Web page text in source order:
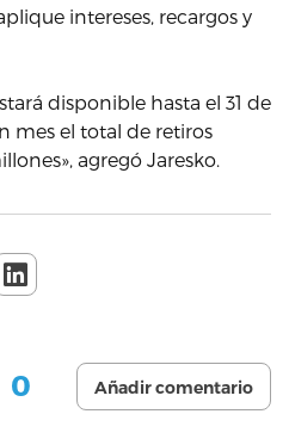
intereses, recargos y
disponible hasta el 31 de
mes el total de retiros
agregó Jaresko.
0 Añadir comentario